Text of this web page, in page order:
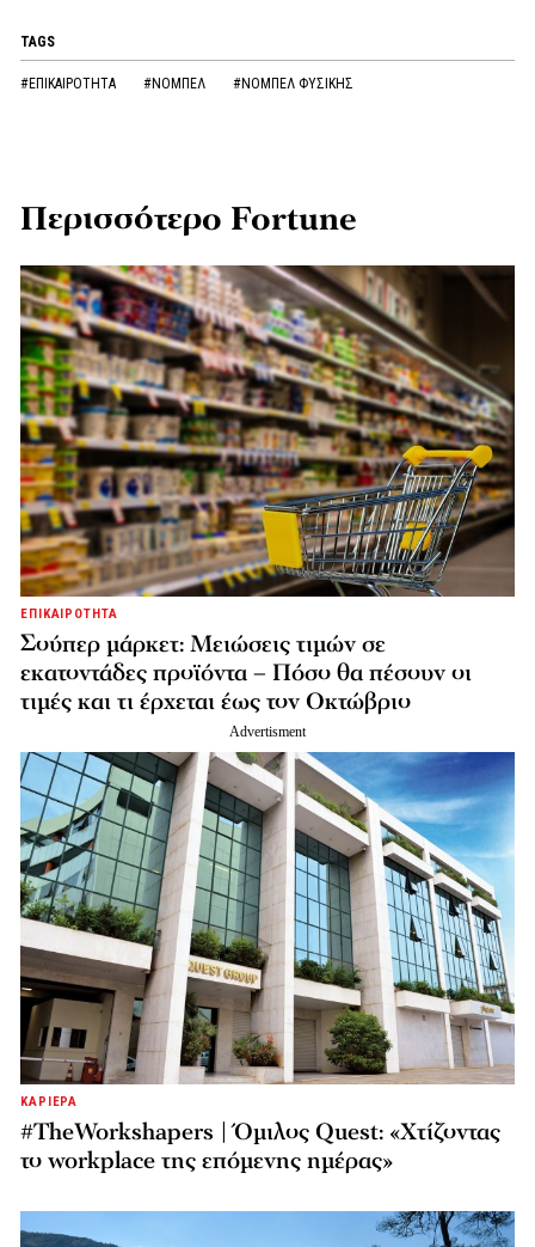
TAGS
#ΕΠΙΚΑΙΡΟΤΗΤΑ #ΝΟΜΠΕΛ #ΝΟΜΠΕΛ ΦΥΣΙΚΗΣ
Περισσότερο Fortune
ΕΠΙΚΑΙΡΟΤΗΤΑ
Σούπερ μάρκετ: Μειώσεις τιμών σε
εκατοντάδες προϊόντα – Πόσο θα πέσουν οι
τιμές και τι έρχεται έως τον Οκτώβριο
ΚΑΡΙΕΡΑ
#TheWorkshapers | Όμιλος Quest: «Χτίζοντας
το workplace της επόμενης ημέρας»